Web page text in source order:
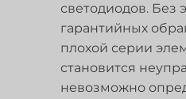
светодиодов. Без
гарантийных
плохой серии
становится
невозможно